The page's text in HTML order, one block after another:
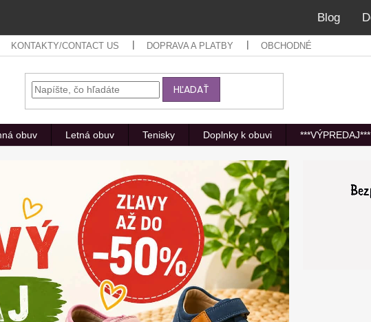
Blog
KONTAKTY/CONTACT US DOPRAVA A PLATBY OBCHODNÉ PODMIENKY
HĽADAŤ
obuv Letná obuv Tenisky Doplnky k obuvi ***VÝPREDAJ***